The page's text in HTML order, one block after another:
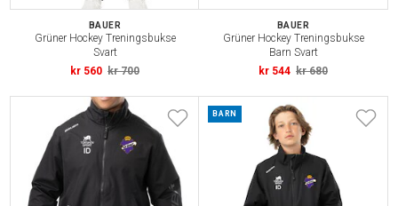
BAUER
Grüner Hockey Treningsbukse
Svart
kr 560 kr 700
BAUER
Grüner Hockey Treningsbukse
Barn Svart
kr 544 kr 680
BARN